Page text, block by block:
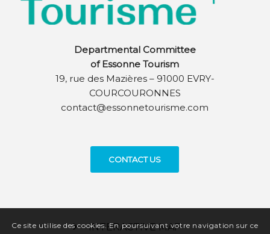
Departmental Committee
of Essonne Tourism
19, rue des Mazières – 91000 EVRY-
COURCOURONNES
contact@essonnetourisme.com
CONTACT US
INTERACTIVE MAP
Ce site utilise des cookies. En poursuivant votre navigation sur ce